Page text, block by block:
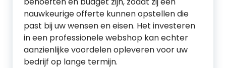
nauwkeurige offerte kunnen opstellen die
past bij uw wensen en eisen. Het investeren
in een professionele webshop kan echter
aanzienlijke voordelen opleveren voor uw
bedrijf op lange termijn.